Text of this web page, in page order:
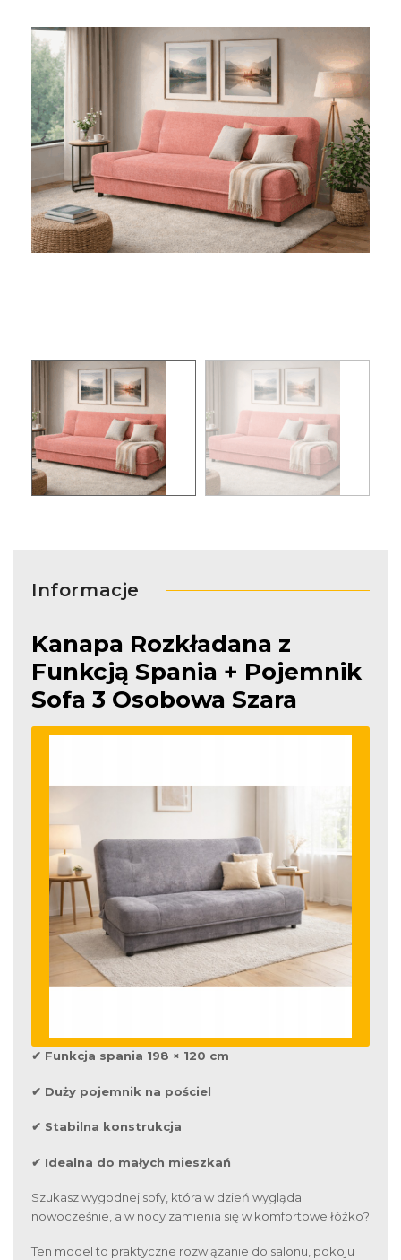
Informacje
Kanapa Rozkładana z
Funkcją Spania + Pojemnik
Sofa 3 Osobowa Szara
✔ Funkcja spania 198 × 120 cm
✔ Duży pojemnik na pościel
✔ Stabilna konstrukcja
✔ Idealna do małych mieszkań
Szukasz wygodnej sofy, która w dzień wygląda
nowocześnie, a w nocy zamienia się w komfortowe łóżko?
Ten model to praktyczne rozwiązanie do salonu, pokoju